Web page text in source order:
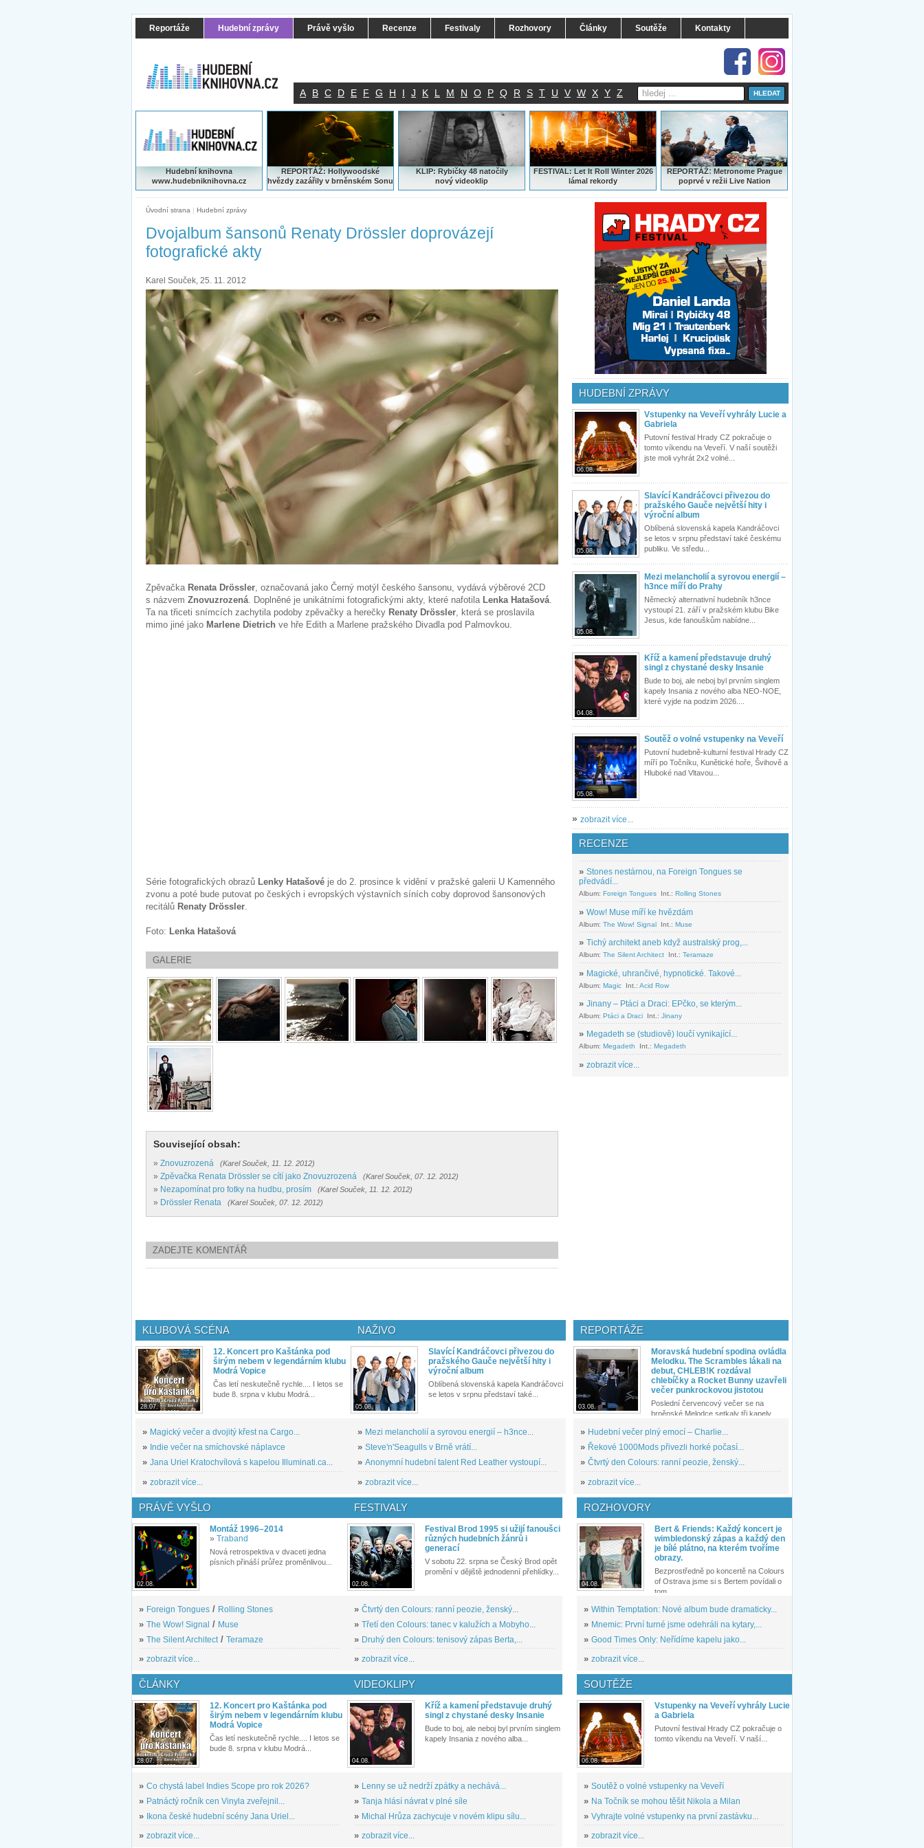
Reportáže Hudební zprávy Právě vyšlo Recenze Festivaly Rozhovory Články Soutěže Kontakty
A B C D E F G H I J K L M N O P Q R S T U V W X Y Z
Hudební knihovna
www.hudebniknihovna.cz
REPORTÁŽ: Hollywoodské
hvězdy zazářily v brněnském Sonu
KLIP: Rybičky 48 natočily
nový videoklip
FESTIVAL: Let It Roll Winter 2026
lámal rekordy
REPORTÁŽ:Metronome Prague
poprvé v režii Live Nation
Úvodní strana | Hudební zprávy
Dvojalbum šansonů Renaty Drössler doprovázejí
fotografické akty
Karel Souček, 25. 11. 2012
Zpěvačka Renata Drössler, označovaná jako Černý motýl českého šansonu, vydává výběrové 2CD
s názvem Znovuzrozená. Doplněné je unikátními fotografickými akty, které nafotila Lenka Hatašová.
Ta na třiceti snímcích zachytila podoby zpěvačky a herečky Renaty Drössler, která se proslavila
mimo jiné jako Marlene Dietrich ve hře Edith a Marlene pražského Divadla pod Palmovkou.
Série fotografických obrazů Lenky Hatašové je do 2. prosince k vidění v pražské galerii U Kamenného
zvonu a poté bude putovat po českých i evropských výstavních síních coby doprovod šansonových
recitálů Renaty Drössler.
Foto: Lenka Hatašová
GALERIE
Související obsah:
» Znovuzrozená (Karel Souček, 11. 12. 2012)
» Zpěvačka Renata Drössler se cítí jako Znovuzrozená (Karel Souček, 07. 12. 2012)
» Nezapomínat pro fotky na hudbu, prosím (Karel Souček, 11. 12. 2012)
» Drössler Renata (Karel Souček, 07. 12. 2012)
ZADEJTE KOMENTÁŘ
HUDEBNÍ ZPRÁVY
06.08.
Vstupenky na Veveří vyhrály Lucie a
Gabriela
Putovní festival Hrady CZ pokračuje o
tomto víkendu na Veveří. V naší soutěži
jste moli vyhrát 2x2 volné...
05.08.
Slavící Kandráčovci přivezou do
pražského Gauče největší hity i
výroční album
Oblíbená slovenská kapela Kandráčovci
se letos v srpnu představí také českému
publiku. Ve středu...
05.08.
Mezi melancholií a syrovou energií –
h3nce míří do Prahy
Německý alternativní hudebník h3nce
vystoupí 21. září v pražském klubu Bike
Jesus, kde fanouškům nabídne...
04.08.
Kříž a kamení představuje druhý
singl z chystané desky Insanie
Bude to boj, ale neboj byl prvním singlem
kapely Insania z nového alba NEO-NOE,
které vyjde na podzim 2026....
05.08.
Soutěž o volné vstupenky na Veveří
Putovní hudebně-kulturní festival Hrady CZ
míří po Točníku, Kunětické hoře, Švihově a
Hluboké nad Vltavou...
» zobrazit více...
RECENZE
» Stones nestárnou, na Foreign Tongues se
předvádí...
Album: Foreign Tongues Int.: Rolling Stones
» Wow! Muse míří ke hvězdám
Album: The Wow! Signal Int.: Muse
» Tichý architekt aneb když australský prog,...
Album: The Silent Architect Int.: Teramaze
» Magické, uhrančivé, hypnotické. Takové...
Album: Magic Int.: Acid Row
» Jinany – Ptáci a Draci: EPčko, se kterým...
Album: Ptáci a Draci Int.: Jinany
» Megadeth se (studiově) loučí vynikající...
Album: Megadeth Int.: Megadeth
» zobrazit více...
KLUBOVÁ SCÉNA
28.07.
12. Koncert pro Kaštánka pod
širým nebem v legendárním klubu
Modrá Vopice
Čas letí neskutečně rychle.... I letos se
bude 8. srpna v klubu Modrá...
» Magický večer a dvojitý křest na Cargo...
» Indie večer na smíchovské náplavce
» Jana Uriel Kratochvílová s kapelou Illuminati.ca...
» zobrazit více...
NAŽIVO
05.08.
Slavící Kandráčovci přivezou do
pražského Gauče největší hity i
výroční album
Oblíbená slovenská kapela Kandráčovci
se letos v srpnu představí také...
» Mezi melancholií a syrovou energií – h3nce...
» Steve'n'Seagulls v Brně vrátí...
» Anonymní hudební talent Red Leather vystoupí...
» zobrazit více...
REPORTÁŽE
03.08.
Moravská hudební spodina ovládla
Melodku. The Scrambles lákali na
debut, CHLEB!K rozdával
chlebíčky a Rocket Bunny uzavřeli
večer punkrockovou jistotou
Poslední červencový večer se na
brněnské Melodce setkaly tři kapely...
» Hudební večer plný emocí – Charlie...
» Řekové 1000Mods přivezli horké počasí...
» Čtvrtý den Colours: ranní peozie, ženský...
» zobrazit více...
PRÁVĚ VYŠLO
02.08.
Montáž 1996–2014
» Traband
Nová retrospektiva v dvaceti jedna
písních přináší průřez proměnlivou...
» Foreign Tongues / Rolling Stones
» The Wow! Signal / Muse
» The Silent Architect / Teramaze
» zobrazit více...
FESTIVALY
02.08.
Festival Brod 1995 si užijí fanoušci
různých hudebních žánrů i
generací
V sobotu 22. srpna se Český Brod opět
promění v dějiště jednodenní přehlídky...
» Čtvrtý den Colours: ranní peozie, ženský...
» Třetí den Colours: tanec v kalužích a Mobyho...
» Druhý den Colours: tenisový zápas Berta,...
» zobrazit více...
ROZHOVORY
04.08.
Bert & Friends: Každý koncert je
wimbledonský zápas a každý den
je bílé plátno, na kterém tvoříme
obrazy.
Bezprostředně po koncertě na Colours
of Ostrava jsme si s Bertem povídali o
tom,...
» Within Temptation: Nové album bude dramaticky...
» Mnemic: První turné jsme odehráli na kytary,...
» Good Times Only: Neřídíme kapelu jako...
» zobrazit více...
ČLÁNKY
28.07.
12. Koncert pro Kaštánka pod
širým nebem v legendárním klubu
Modrá Vopice
Čas letí neskutečně rychle.... I letos se
bude 8. srpna v klubu Modrá...
» Co chystá label Indies Scope pro rok 2026?
» Patnáctý ročník cen Vinyla zveřejnil...
»
Ikona české hudební scény Jana Uriel...
» zobrazit více...
VIDEOKLIPY
04.08.
Kříž a kamení představuje druhý
singl z chystané desky Insanie
Bude to boj, ale neboj byl prvním singlem
kapely Insania z nového alba...
» Lenny se už nedrží zpátky a nechává...
» Tanja hlásí návrat v plné síle
» Michal Hrůza zachycuje v novém klipu sílu...
» zobrazit více...
SOUTĚŽE
06.08.
Vstupenky na Veveří vyhrály Lucie
a Gabriela
Putovní festival Hrady CZ pokračuje o
tomto víkendu na Veveří. V naší...
» Soutěž o volné vstupenky na Veveří
» Na Točník se mohou těšit Nikola a Milan
» Vyhrajte volné vstupenky na první zastávku...
» zobrazit více...